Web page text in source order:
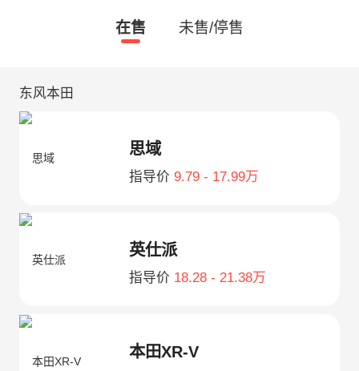
在售 未售/停售
东风本田
思域
指导价 9.79 - 17.99万
英仕派
指导价 18.28 - 21.38万
本田XR-V